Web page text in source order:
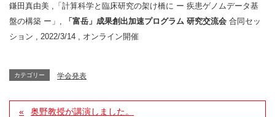
鎌田真由美 ,「計算科学と臨床研究の架け橋に ー 疾患ゲノムデータ基
盤の構築 ー」,
「富岳」成果創出加速プログラム 研究交流会 合同セッ
ション , 2022/3/14 , オンライン開催
カテゴリー 学会発表
奥野教授が講演しました。